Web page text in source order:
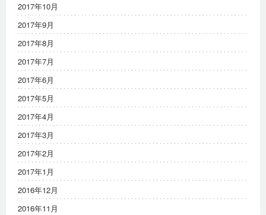
2017年10月
2017年9月
2017年8月
2017年7月
2017年6月
2017年5月
2017年4月
2017年3月
2017年2月
2017年1月
2016年12月
2016年11月